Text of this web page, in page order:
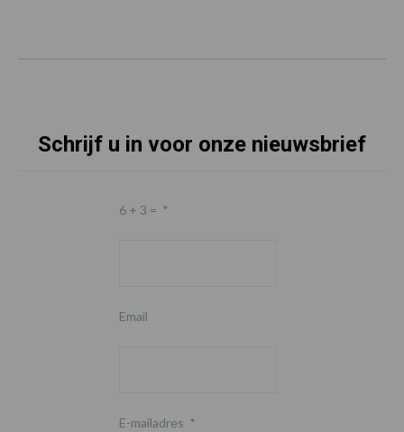
Schrijf u in voor onze nieuwsbrief
6 + 3 = *
Email
E-mailadres *